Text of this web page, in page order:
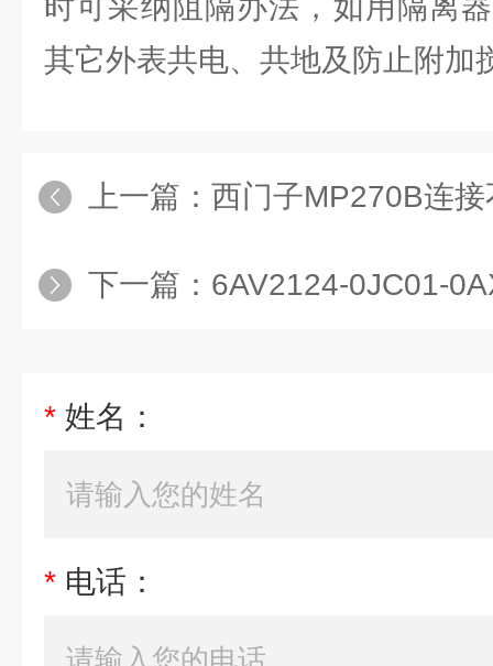
时可采纳阻隔办法，如用隔离
其它外表共电、共地及防止附加
上一篇： 西门子MP270B连
下一篇： 6AV2124-0JC01-
* 姓名：
* 电话：